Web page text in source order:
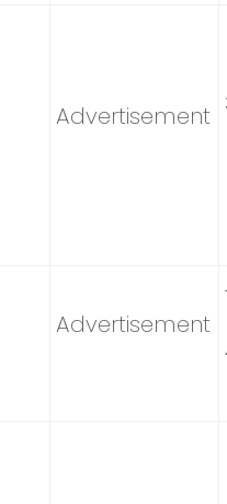
Advertisement
Advertisement